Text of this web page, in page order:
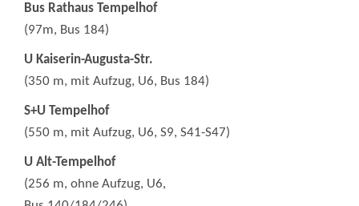
Bus Rathaus Tempelhof
(97m, Bus 184)
U Kaiserin-Augusta-Str.
(350 m, mit Aufzug, U6, Bus 184)
S+U Tempelhof
(550 m, mit Aufzug, U6, S9, S41-S47)
U Alt-Tempelhof
(256 m, ohne Aufzug, U6,